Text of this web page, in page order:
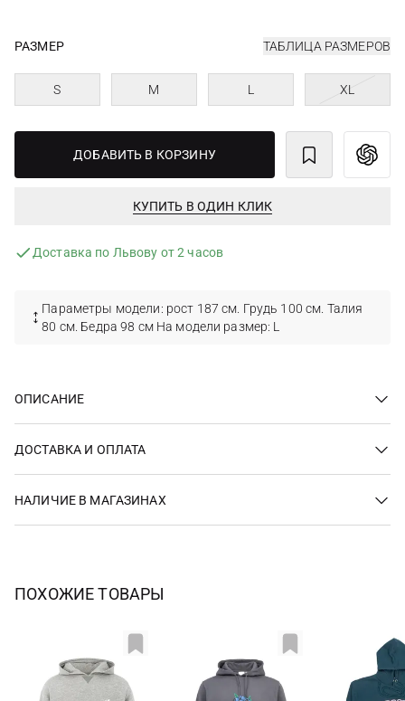
РАЗМЕР ТАБЛИЦА РАЗМЕРОВ
S M L XL
ДОБАВИТЬ В КОРЗИНУ
КУПИТЬ В ОДИН КЛИК
Доставка по Львову от 2 часов
Параметры модели: рост 187 см. Грудь 100 см. Талия
80 см. Бедра 98 см На модели размер: L
ОПИСАНИЕ
ДОСТАВКА И ОПЛАТА
НАЛИЧИЕ В МАГАЗИНАХ
ПОХОЖИЕ ТОВАРЫ